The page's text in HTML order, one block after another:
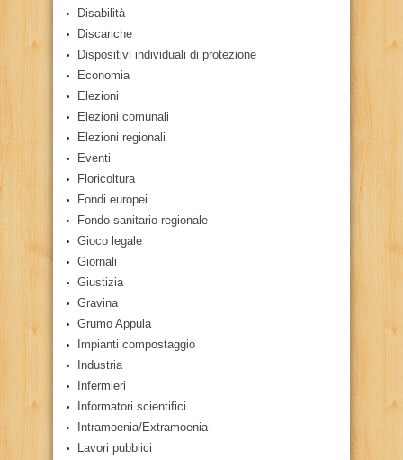
Disabilità
Discariche
Dispositivi individuali di protezione
Economia
Elezioni
Elezioni comunali
Elezioni regionali
Eventi
Floricoltura
Fondi europei
Fondo sanitario regionale
Gioco legale
Giornali
Giustizia
Gravina
Grumo Appula
Impianti compostaggio
Industria
Infermieri
Informatori scientifici
Intramoenia/Extramoenia
Lavori pubblici